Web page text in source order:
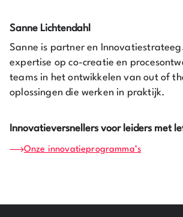
Sanne Lichtendahl
Sanne is partner en
expertise op co-creatie en
teams in het ontwikkelen van out of
oplossingen die werken in praktijk.
Innovatieversnellers voor leiders met
Onze innovatieprogramma’s